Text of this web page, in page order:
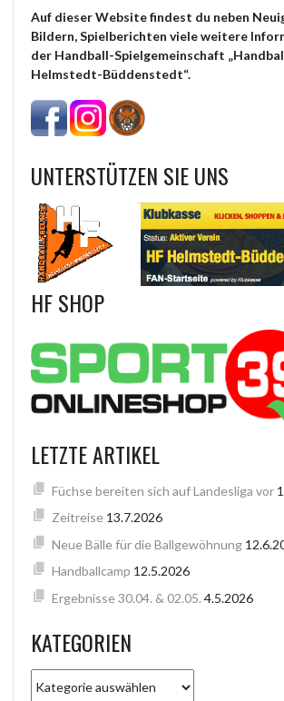
Auf dieser Website findest du neben
Bildern, Spielberichten viele weitere
der Handball-Spielgemeinschaft
Helmstedt-Büddenstedt“.
UNTERSTÜTZEN SIE UNS
HF SHOP
LETZTE ARTIKEL
Füchse bereiten sich auf Landesliga vor
Zeitreise 13.7.2026
Neue Bälle für die Ballgewöhnung
Handballcamp 12.5.2026
Ergebnisse 30.04. & 02.05. 4.5.2026
KATEGORIEN